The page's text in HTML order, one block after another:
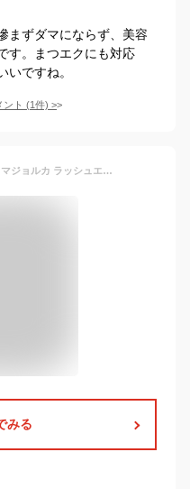
まずダマにならず、美容
す。まつエクにも対応
いですね。
ト (1件) >
【在庫限り】資生堂 マジョリカ マジョルカ ラッシュエキスパンダー ロングロングロング EX 6g 全4色 マスカラ ロング ウォータープルーフマスカラ マジョマジョ ウォータープルーフ 黒 茶 ブラック ブラウン バーガンディー
みる